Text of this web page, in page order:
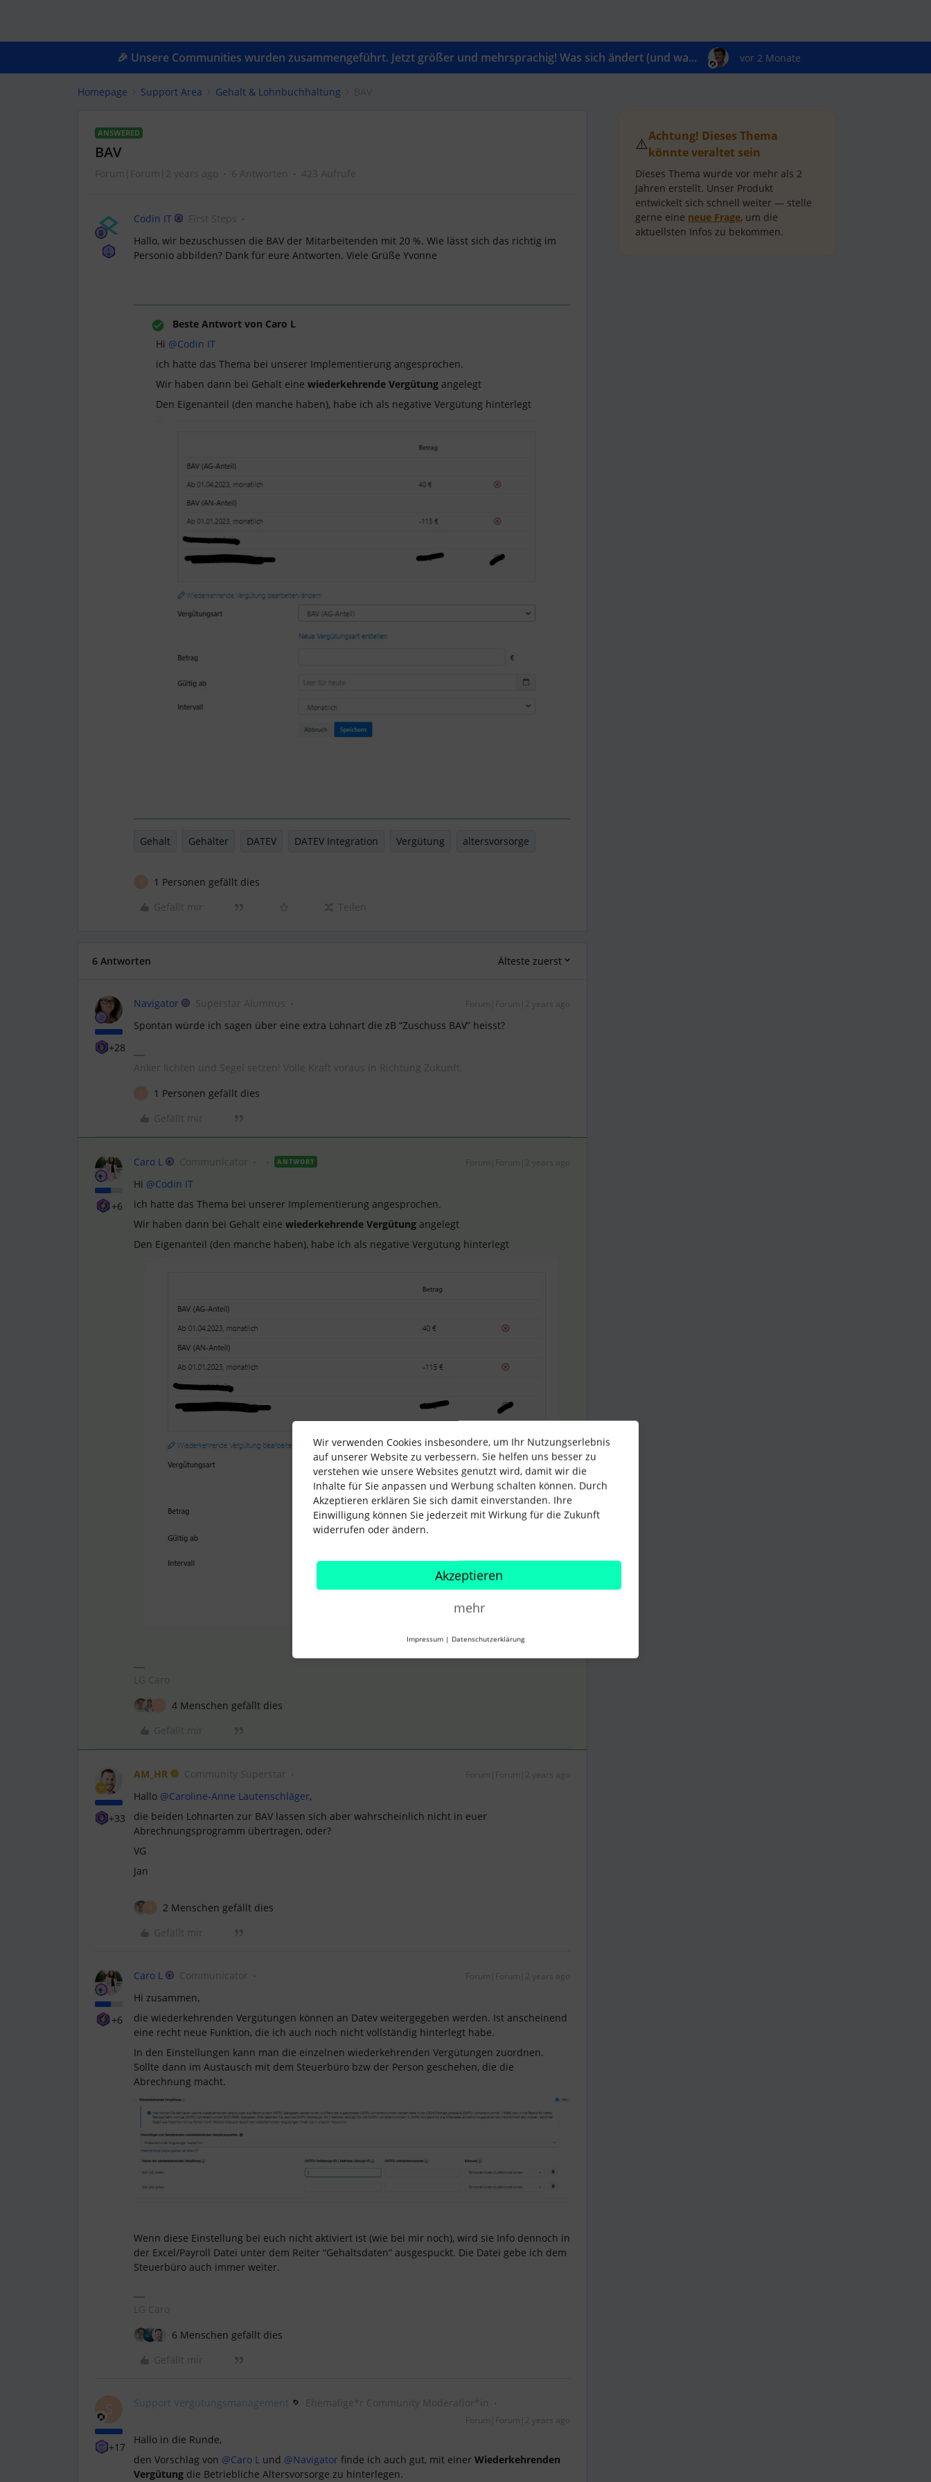
🎉 Unsere Communities wurden zusammengeführt. Jetzt größer und mehrsprachig! Was sich ändert (und wa... vor 2 Monate
Homepage Support Area Gehalt & Lohnbuchhaltung
ANSWERED
BAV
Forum|Forum|2 years ago 6 Antworten 423 Aufrufe
Codin IT
First Steps
Hallo, wir bezuschussen die BAV der Mitarbeitenden mit 20 %. Wie lässt sich das richtig im
Personio abbilden? Dank für eure Antworten. Viele Grüße Yvonne
Beste Antwort von Caro L
Hi @Codin IT
ich hatte das Thema bei unserer Implementierung angesprochen.
Wir haben dann bei Gehalt eine wiederkehrende Vergütung angelegt
Den Eigenanteil (den manche haben), habe ich als negative Vergütung hinterlegt
Gehalt Gehälter DATEV DATEV Integration Vergütung altersvorsorge
1 Personen gefällt dies
Gefällt mir
Teilen
6 Antworten Älteste zuerst
+28
Navigator Superstar Alumnus Forum|Forum|2 years ago
Spontan würde ich sagen über eine extra Lohnart die zB “Zuschuss BAV” heisst?
Anker lichten und Segel setzen! Volle Kraft voraus in Richtung Zukunft.
1 Personen gefällt dies
Gefällt mir
+6
Caro L ANTWORT
Hi @Codin IT
ich hatte das Thema bei unserer Implementierung angesprochen.
Wir haben dann bei Gehalt eine wiederkehrende Vergütung angelegt
Den Eigenanteil (den manche haben), habe ich als negative Vergütung hinterlegt
4 Menschen gefällt dies
+33
AM_HR Community Superstar Forum|Forum|2 years ago
Hallo @Caroline-Anne Lautenschläger,
die beiden Lohnarten zur BAV lassen sich aber wahrscheinlich nicht in euer
Abrechnungsprogramm übertragen, oder?
VG
Jan
2 Menschen gefällt dies
Gefällt mir
+6
Caro L Communicator Forum|Forum|2 years ago
Hi zusammen,
die wiederkehrenden Vergütungen können an Datev weitergegeben werden. Ist anscheinend
eine recht neue Funktion, die ich auch noch nicht vollständig hinterlegt habe.
In den Einstellungen kann man die einzelnen wiederkehrenden Vergütungen zuordnen.
Sollte dann im Austausch mit dem Steuerbüro bzw der Person geschehen, die die
Abrechnung macht.
Wenn diese Einstellung bei euch nicht aktiviert ist (wie bei mir noch), wird sie Info dennoch in
der Excel/Payroll Datei unter dem Reiter “Gehaltsdaten” ausgespuckt. Die Datei gebe ich dem
Steuerbüro auch immer weiter.
LG Caro
6 Menschen gefällt dies
Gefällt mir
S
+17
Support Vergütungsmanagement Ehemalige*r Community Moderatior*in
Forum|Forum|2 years ago
Hallo in die Runde,
den Vorschlag von @Caro L und @Navigator finde ich auch gut, mit einer Wiederkehrenden
Vergütung die Betriebliche Altersvorsorge zu hinterlegen.
⚠️Achtung! Dieses Thema
könnte veraltet sein
Dieses Thema wurde vor mehr als 2
Jahren erstellt. Unser Produkt
entwickelt sich schnell weiter — stelle
gerne eine neue Frage, um die
aktuellsten Infos zu bekommen.
Wir verwenden Cookies insbesondere, um Ihr Nutzungserlebnis
auf unserer Website zu verbessern. Sie helfen uns besser zu
verstehen wie unsere Websites genutzt wird, damit wir die
Inhalte für Sie anpassen und Werbung schalten können. Durch
Akzeptieren erklären Sie sich damit einverstanden. Ihre
Einwilligung können Sie jederzeit mit Wirkung für die Zukunft
widerrufen oder ändern.
Akzeptieren
mehr
Impressum | Datenschutzerklärung